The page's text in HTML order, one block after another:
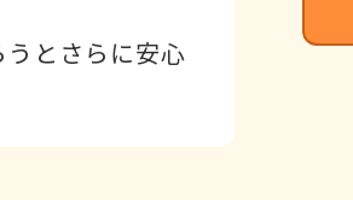
とさらに安心